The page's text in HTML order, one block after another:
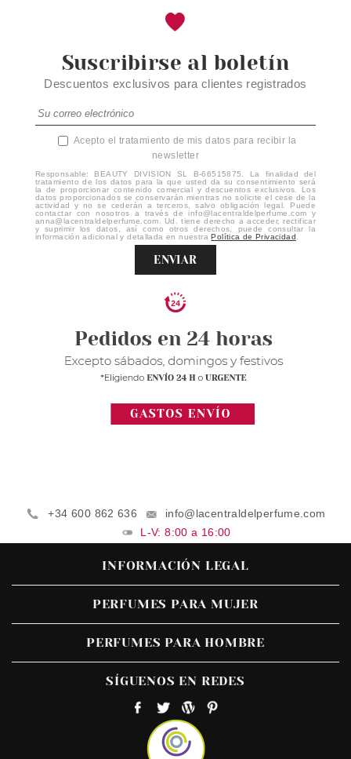
Suscribirse al boletín
Descuentos exclusivos para clientes registrados
Acepto el tratamiento de mis datos para recibir la
newsletter
Responsable: BEAUTY DIVISION SL B-66515875. La finalidad del
tratamiento de los datos para la que usted da su consentimiento será
la de proporcionar contenido comercial y descuentos exclusivos. Los
datos proporcionados se conservarán mientras no solicite el cese de la
actividad y no se cederán a terceros, salvo obligación legal. Puede
contactar con nosotros a través de info@lacentraldelperfume.com y
anna@lacentraldelperfume.com. Ud. tiene derecho a acceder, rectificar
y suprimir los datos, así como otros derechos, puede consultar la
información adicional y detallada en nuestra Política de Privacidad .
ENVIAR
+34 600 862 636
info@lacentraldelperfume.com
L-V: 8:00 a 16:00
INFORMACIÓN LEGAL
PERFUMES PARA MUJER
PERFUMES PARA HOMBRE
SÍGUENOS EN REDES